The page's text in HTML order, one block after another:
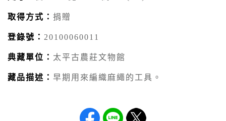
取得方式： 捐贈
登錄號： 20100060011
典藏單位： 太平古農莊文物館
藏品描述： 早期用來編織麻繩的工具。